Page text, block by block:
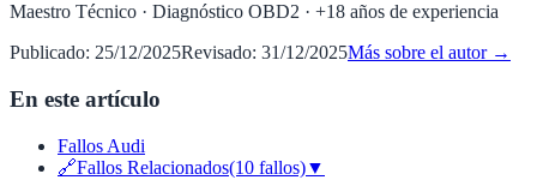
Maestro Técnico · Diagnóstico OBD2 · +18 años de experiencia
Publicado: 25/12/2025Revisado: 31/12/2025Más sobre el autor →
En este artículo
Fallos Audi
🔗Fallos Relacionados(10 fallos)▼